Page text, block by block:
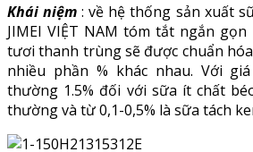
Khái niệm : về hệ thống sản xuất
JIMEI VIỆT NAM tóm tắt ngắn
tươi thanh trùng sẽ được chuẩn
nhiều phần % khác nhau. Với
thường 1.5% đối với sữa ít chất
thường và từ 0,1-0,5% là sữa tách